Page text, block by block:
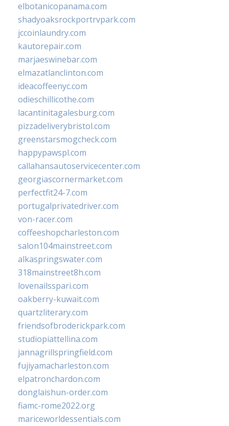
elbotanicopanama.com
shadyoaksrockportrvpark.com
jccoinlaundry.com
kautorepair.com
marjaeswinebar.com
elmazatlanclinton.com
ideacoffeenyc.com
odieschillicothe.com
lacantinitagalesburg.com
pizzadeliverybristol.com
greenstarsmogcheck.com
happypawspl.com
callahansautoservicecenter.com
georgiascornermarket.com
perfectfit24-7.com
portugalprivatedriver.com
von-racer.com
coffeeshopcharleston.com
salon104mainstreet.com
alkaspringswater.com
318mainstreet8h.com
lovenailsspari.com
oakberry-kuwait.com
quartzliterary.com
friendsofbroderickpark.com
studiopiattellina.com
jannagrillspringfield.com
fujiyamacharleston.com
elpatronchardon.com
donglaishun-order.com
fiamc-rome2022.org
mariceworldessentials.com